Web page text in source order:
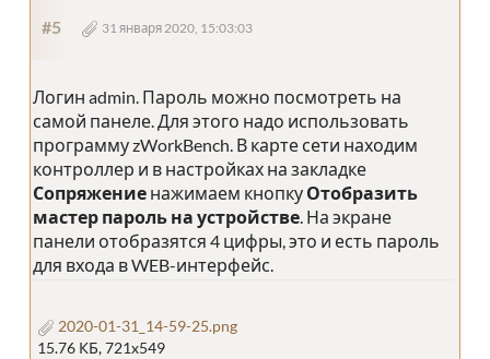
#5 31 января 2020, 15:03:03
Логин admin. Пароль можно посмотреть на
самой панеле. Для этого надо использовать
программу zWorkBench. В карте сети находим
контроллер и в настройках на закладке
Сопряжение нажимаем кнопку Отобразить
мастер пароль на устройстве. На экране
панели отобразятся 4 цифры, это и есть пароль
для входа в WEB-интерфейс.
2020-01-31_14-59-25.png
15.76 КБ, 721x549